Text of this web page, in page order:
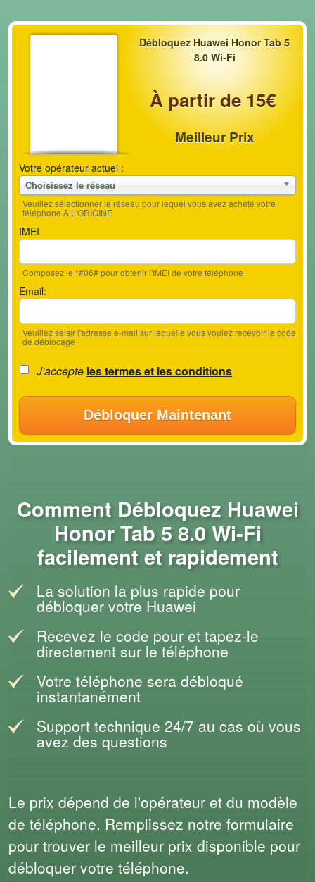
Débloquez Huawei Honor Tab 5
8.0 Wi-Fi
À partir de 15€
Meilleur Prix
Votre opérateur actuel :
Choisissez le réseau
Veuillez sélectionner le réseau pour lequel vous avez acheté votre
téléphone À L'ORIGINE
IMEI
Composez le *#06# pour obtenir l'IMEI de votre téléphone
Email:
Veuillez saisir l'adresse e-mail sur laquelle vous voulez recevoir le code
de déblocage
J'accepte les termes et les conditions
Débloquer Maintenant
Comment Débloquez Huawei
Honor Tab 5 8.0 Wi-Fi
facilement et rapidement
La solution la plus rapide pour
débloquer votre Huawei
Recevez le code pour et tapez-le
directement sur le téléphone
Votre téléphone sera débloqué
instantanément
Support technique 24/7 au cas où vous
avez des questions
Le prix dépend de l'opérateur et du modèle
de téléphone. Remplissez notre formulaire
pour trouver le meilleur prix disponible pour
débloquer votre téléphone.